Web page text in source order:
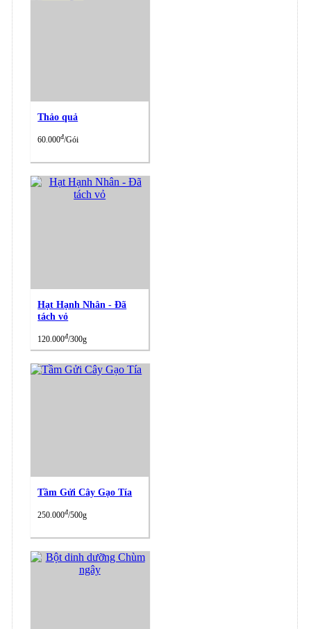
Thảo quả
60.000đ/Gói
Hạt Hạnh Nhân - Đã
tách vỏ
120.000đ/300g
Tầm Gửi Cây Gạo Tía
250.000đ/500g